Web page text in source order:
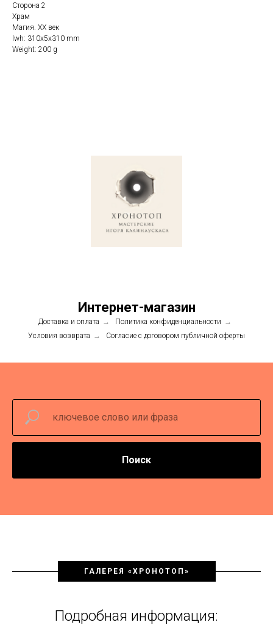
Сторона 2
Храм
Магия. ХХ век
lwh: 310x5x310 mm
Weight: 200 g
Интернет-магазин
Доставка и оплата → Политика конфиденциальности →
Условия возврата → Согласие с договором публичной оферты
Поиск
ГАЛЕРЕЯ «ХРОНОТОП»
Подробная информация: